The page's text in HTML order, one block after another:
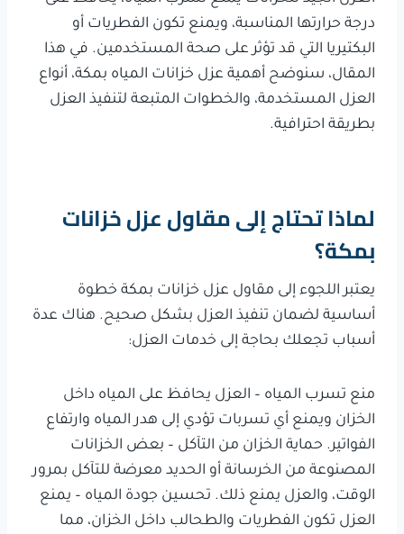
درجة حرارتها المناسبة، ويمنع تكون الفطريات أو
البكتيريا التي قد تؤثر على صحة المستخدمين. في هذا
المقال، سنوضح أهمية عزل خزانات المياه بمكة، أنواع
العزل المستخدمة، والخطوات المتبعة لتنفيذ العزل
بطريقة احترافية.
لماذا تحتاج إلى مقاول عزل خزانات
بمكة؟
يعتبر اللجوء إلى مقاول عزل خزانات بمكة خطوة
أساسية لضمان تنفيذ العزل بشكل صحيح. هناك عدة
أسباب تجعلك بحاجة إلى خدمات العزل:
منع تسرب المياه – العزل يحافظ على المياه داخل
الخزان ويمنع أي تسربات تؤدي إلى هدر المياه وارتفاع
الفواتير. حماية الخزان من التآكل – بعض الخزانات
المصنوعة من الخرسانة أو الحديد معرضة للتآكل بمرور
الوقت، والعزل يمنع ذلك. تحسين جودة المياه – يمنع
العزل تكون الفطريات والطحالب داخل الخزان، مما